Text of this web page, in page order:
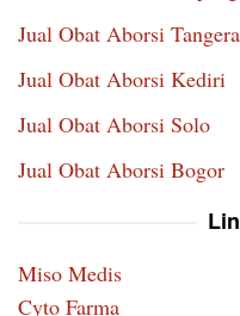
Jual Obat Aborsi
Jual Obat Aborsi Kediri
Jual Obat Aborsi Solo
Jual Obat Aborsi Bogor
Miso Medis
Cyto Farma